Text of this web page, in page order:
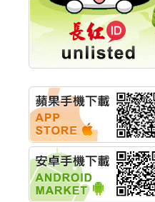
量
秀育企業:秀育SHO-U
能系統 獲國內首張
認證
聯博投信:聯博00404A
從容擁抱台股主流
華旭先進:代重要子公
碩通散熱股份有限公
公告董事會通過發言
及代理發
華旭先進:代重要子公
碩通散熱股份有限公
公告董事會決議發行
工認股權
華旭先進:代重要子公